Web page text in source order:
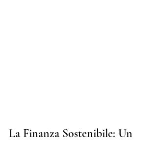
La Finanza Sostenibile: Un